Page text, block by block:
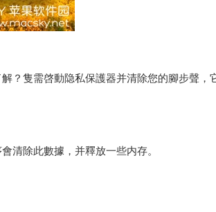
？隻需啓動隐私保護器并清除您的腳步聲，
清除此數據，并釋放一些内存。